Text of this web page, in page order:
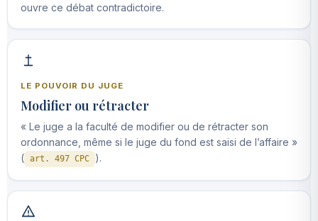
ouvre ce débat contradictoire.
LE POUVOIR DU JUGE
Modifier ou rétracter
« Le juge a la faculté de modifier ou de rétracter son
ordonnance, même si le juge du fond est saisi de l’affaire »
( art. 497 CPC ).